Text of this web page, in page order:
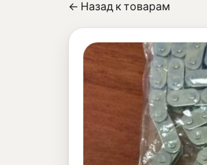
← Назад к товарам